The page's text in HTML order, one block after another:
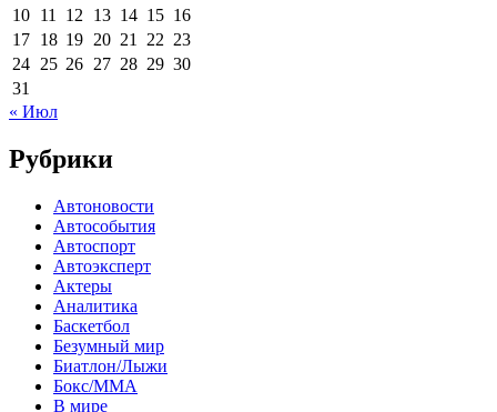
10 11 12 13 14 15 16
17 18 19 20 21 22 23
24 25 26 27 28 29 30
31
« Июл
Рубрики
Автоновости
Автособытия
Автоспорт
Автоэксперт
Актеры
Аналитика
Баскетбол
Безумный мир
Биатлон/Лыжи
Бокс/MMA
В мире